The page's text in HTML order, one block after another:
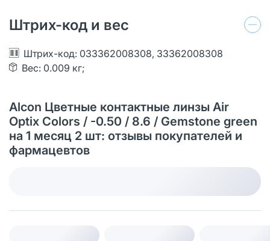
Штрих-код и вес
Штрих-код: 033362008308, 33362008308
Вес: 0.009 кг;
Alcon Цветные контактные линзы Air
Optix Colors / -0.50 / 8.6 / Gemstone green
на 1 месяц 2 шт: отзывы покупателей и
фармацевтов